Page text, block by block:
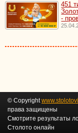
451
-
© Copyright
права защищены
Смотрите результаты
Столото онлайн